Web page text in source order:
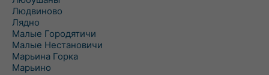
Людвиново
Лядно
Малые Городятичи
Малые Нестановичи
Марьина Горка
Марьино